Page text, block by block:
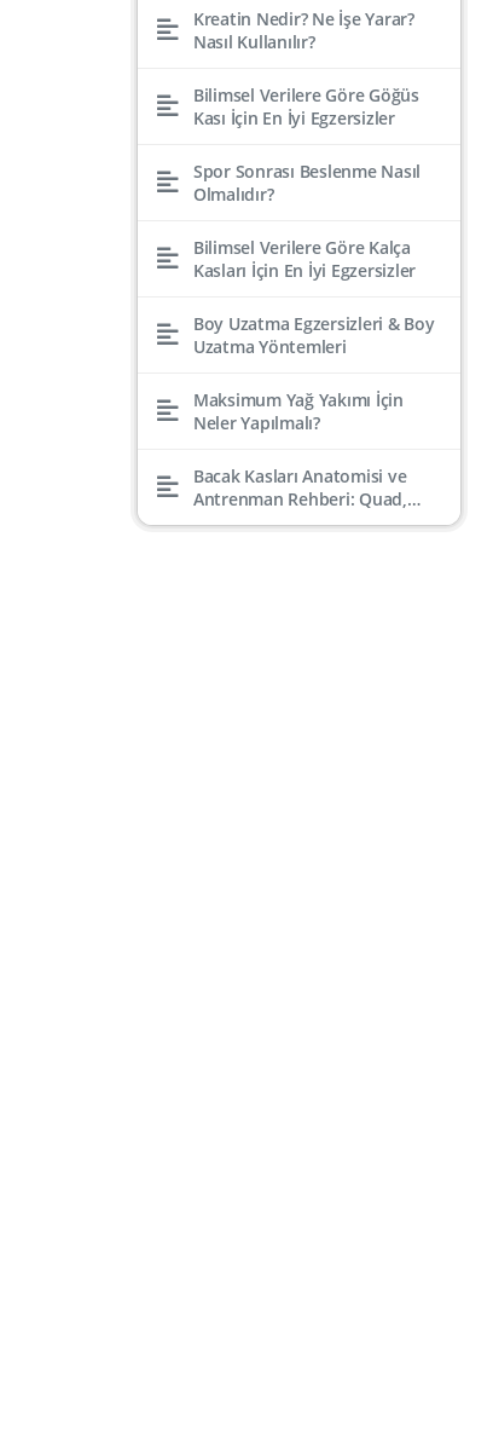
Kreatin Nedir? Ne İşe Yarar?
Nasıl Kullanılır?
Bilimsel Verilere Göre Göğüs
Kası İçin En İyi Egzersizler
Spor Sonrası Beslenme Nasıl
Olmalıdır?
Bilimsel Verilere Göre Kalça
Kasları İçin En İyi Egzersizler
Boy Uzatma Egzersizleri & Boy
Uzatma Yöntemleri
Maksimum Yağ Yakımı İçin
Neler Yapılmalı?
Bacak Kasları Anatomisi ve
Antrenman Rehberi: Quad,
Hamstring, Kalf, Gluteal